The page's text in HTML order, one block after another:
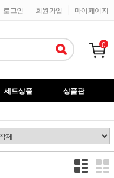
마이페이지
회원가입
로그인
0
세트상품
상품관